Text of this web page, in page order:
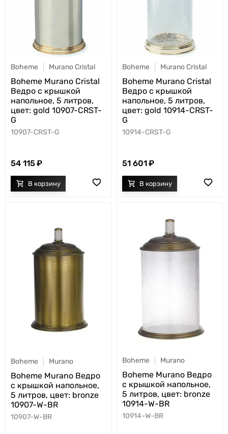
Boheme Murano Cristal
Boheme Murano Cristal
Ведро с крышкой
напольное, 5 литров,
цвет: gold 10907-CRST-
G
10907-CRST-G
54 115
Boheme Murano Cristal
Boheme Murano Cristal
Ведро с крышкой
напольное, 5 литров,
цвет: gold 10914-CRST-
G
10914-CRST-G
51 601
Boheme Murano
Boheme Murano Ведро
с крышкой напольное,
5 литров, цвет: bronze
10907-W-BR
10907-W-BR
Boheme Murano
Boheme Murano Ведро
с крышкой напольное,
5 литров, цвет: bronze
10914-W-BR
10914-W-BR